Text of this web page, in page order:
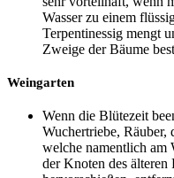
Wasser zu einem
Terpentinessig mengt
Zweige der Bäume
Weingarten
Wenn die Blütezeit
Wuchertriebe, Räuber,
welche namentlich am
der Knoten des älteren